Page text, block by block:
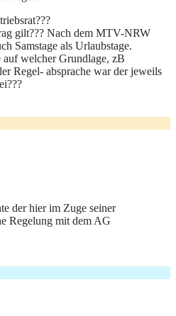
gilt??? Nach dem MTV-NRW
Samstage als Urlaubstage.
auf welcher Grundlage, zB
Regel- absprache war der jeweils
der hier im Zuge seiner
Regelung mit dem AG